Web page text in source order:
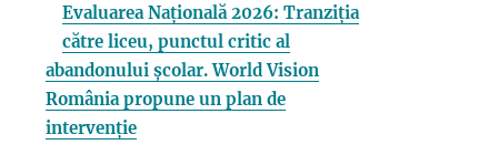
Evaluarea Națională 2026: Tranziția
către liceu, punctul critic al
abandonului școlar. World Vision
România propune un plan de
intervenție